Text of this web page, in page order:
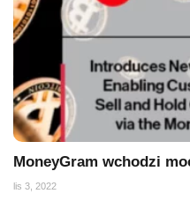
MoneyGram wchodzi
lis 3, 2022